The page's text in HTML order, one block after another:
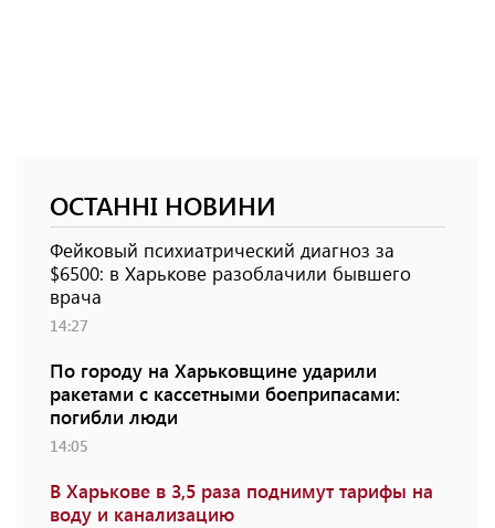
ОСТАННІ НОВИНИ
Фейковый психиатрический диагноз за
$6500: в Харькове разоблачили бывшего
врача
14:27
По городу на Харьковщине ударили
ракетами с кассетными боеприпасами:
погибли люди
14:05
В Харькове в 3,5 раза поднимут тарифы на
воду и канализацию